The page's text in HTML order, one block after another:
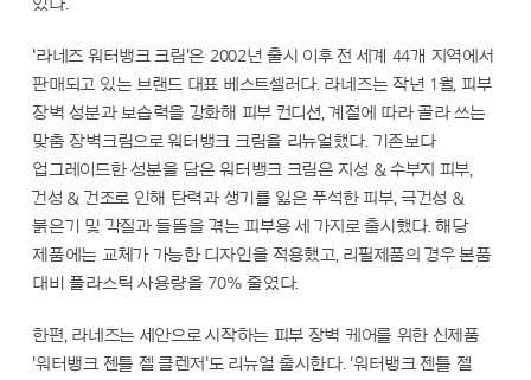
있다.
'라네즈 워터뱅크 크림'은 2002년 출시 이후 전 세계 44개 지역에서
판매되고 있는 브랜드 대표 베스트셀러다. 라네즈는 작년 1월, 피부
장벽 성분과 보습력을 강화해 피부 컨디션, 계절에 따라 골라 쓰는
맞춤 장벽크림으로 워터뱅크 크림을 리뉴얼했다. 기존보다
업그레이드한 성분을 담은 워터뱅크 크림은 지성 & 수부지 피부,
건성 & 건조로 인해 탄력과 생기를 잃은 푸석한 피부, 극건성 &
붉은기 및 각질과 들뜸을 겪는 피부용 세 가지로 출시했다. 해당
제품에는 교체가 가능한 디자인을 적용했고, 리필제품의 경우 본품
대비 플라스틱 사용량을 70% 줄였다.
한편, 라네즈는 세안으로 시작하는 피부 장벽 케어를 위한 신제품
'워터뱅크 젠틀 젤 클렌저'도 리뉴얼 출시한다. '워터뱅크 젠틀 젤